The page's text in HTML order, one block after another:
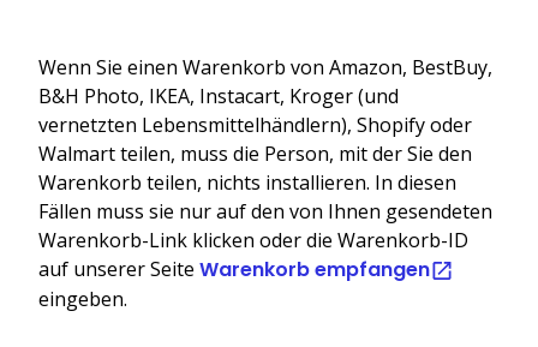
Wenn Sie einen Warenkorb von Amazon, BestBuy,
B&H Photo, IKEA, Instacart, Kroger (und
vernetzten Lebensmittelhändlern), Shopify oder
Walmart teilen, muss die Person, mit der Sie den
Warenkorb teilen, nichts installieren. In diesen
Fällen muss sie nur auf den von Ihnen gesendeten
Warenkorb-Link klicken oder die Warenkorb-ID
auf unserer Seite Warenkorb empfangen
eingeben.